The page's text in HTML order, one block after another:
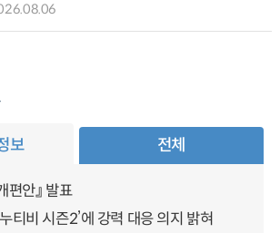
보 전체
편안』 발표
티비 시즌2’에 강력 대응 의지 밝혀